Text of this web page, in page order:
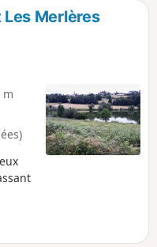
Merlères
m